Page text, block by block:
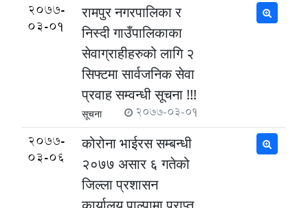
2077-
03-01
रामपुर नगरपालिका र
निस्दी गाउँपालिकाका
सेवाग्राहीहरुको लागि २
सिफ्टमा सार्वजनिक सेवा
प्रवाह सम्वन्धी सूचना !!!
सूचना 2077-03-01
2077-
03-06
कोरोना भाईरस सम्बन्धी
२०७७ असार ६ गतेको
जिल्ला प्रशासन